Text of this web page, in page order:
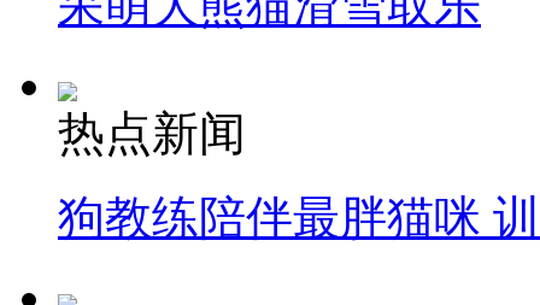
热点新闻
狗教练陪伴最胖猫咪